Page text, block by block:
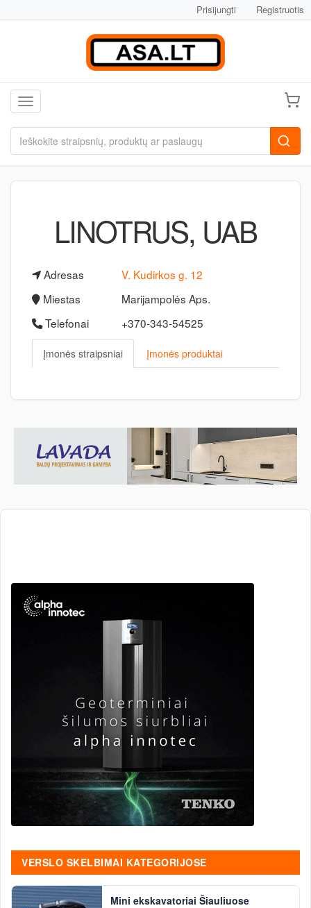
Prisijungti Registruotis
Toggle navigation
LINOTRUS, UAB
Adresas
V. Kudirkos g. 12
Miestas
Marijampolės Aps.
Telefonai
+370-343-54525
Įmonės straipsniai Įmonės produktai
VERSLO SKELBIMAI KATEGORIJOSE
Mini ekskavatoriai Šiauliuose